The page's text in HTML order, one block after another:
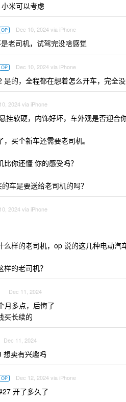
米可以考虑
OP Dec 10, 2024 via iPhone
老司机，试驾完没啥感觉
OP Dec 10, 2024 via iPhone
是的，全程都在想着怎么开车，完全
2024 via iPhone
挂软硬，内饰好坏，车外观是否迎合
买个新车还需要老司机。
比你还懂 你的感受吗？
车是要送给老司机的吗？
2024 via iPhone
么样的老司机，op 说的这几种电动汽
样的老司机？
Dec 11, 2024
月多点，后悔了
买长续的
Dec 11, 2024
想卖有兴趣吗
OP Dec 12, 2024 via iPhone
开了多久了